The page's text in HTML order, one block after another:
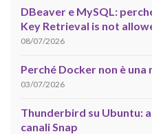
DBeaver e MySQL:
Key Retrieval is not
08/07/2026
Perché Docker non è
03/07/2026
Thunderbird su Ubuntu:
canali Snap